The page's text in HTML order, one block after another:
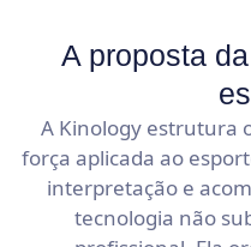
A proposta da
A Kinology estrutura
força aplicada ao
interpretação e
tecnologia não